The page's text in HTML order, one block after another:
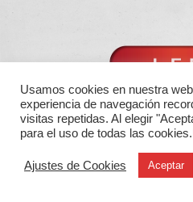
Usamos cookies en nuestra
experiencia de navegación
visitas repetidas. Al elegir
para el uso de todas las cookies.
Ajustes de Cookies Aceptar